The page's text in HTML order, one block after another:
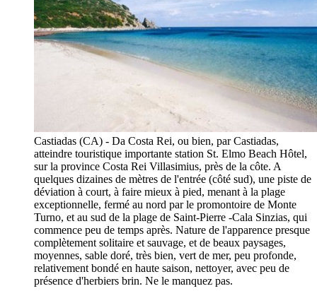
Castiadas (CA) - Da Costa Rei, ou bien, par Castiadas,
atteindre touristique importante station St. Elmo Beach Hôtel,
sur la province Costa Rei Villasimius, près de la côte. A
quelques dizaines de mètres de l'entrée (côté sud), une piste de
déviation à court, à faire mieux à pied, menant à la plage
exceptionnelle, fermé au nord par le promontoire de Monte
Turno, et au sud de la plage de Saint-Pierre -Cala Sinzias, qui
commence peu de temps après. Nature de l'apparence presque
complètement solitaire et sauvage, et de beaux paysages,
moyennes, sable doré, très bien, vert de mer, peu profonde,
relativement bondé en haute saison, nettoyer, avec peu de
présence d'herbiers brin. Ne le manquez pas.